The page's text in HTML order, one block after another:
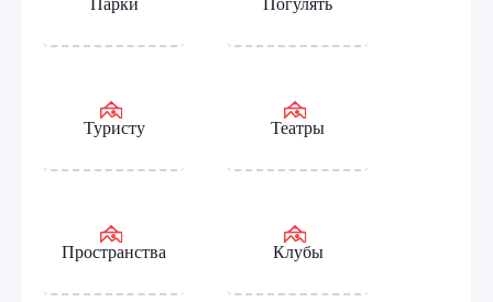
Парки Погулять
Туристу Театры
Пространства Клубы